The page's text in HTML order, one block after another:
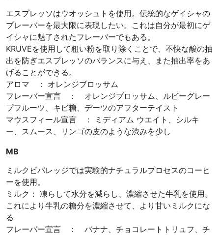
エスプレッソはウオッシュトを使用。伝統的なゲイシャの
プレーバーを最大限に表現したい。これは自分が最初にゲ
イシャに魅了されたフレーバーでもある。
KRUVEを使用して粗い粉を取り除くことで、不快な酸の抽
出を防ぎエスプレッソのバランスに与え、また抽出率をあ
げることができる。
アロマ ： オレンジブロッサム
フレーバー宣言 ： オレンジブロッサム、ルビーグレー
プフルーツ、キビ糖、デーツのアフターテイスト
マウスフィール宣言 ： ミディアム ウエイト、シルキ
ー、スムース、リンゴの皮のような渋みを少し
MB
ミルクビバレッジでは実験的ナチュラルプロセスのコーヒ
ーを使用。
ミルク： 凍らして水分を減らし、濃縮させた牛乳を使用。
これにより牛乳の糖分を濃縮させて、より甘いミルクにな
る
フレーバー宣言 ： バナナ、チョコレートトリュフ、チ